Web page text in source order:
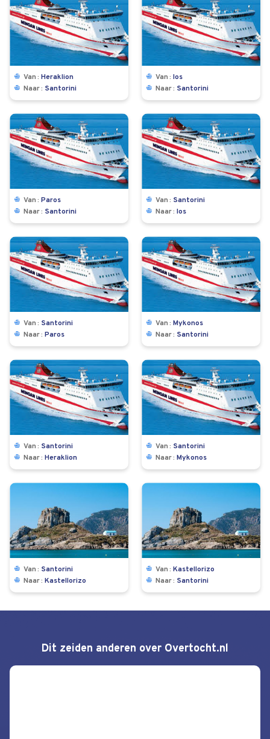
Van
Heraklion
Naar
Santorini
Van
Ios
Naar
Santorini
Van
Paros
Naar
Santorini
Van
Santorini
Naar
Ios
Van
Santorini
Naar
Paros
Van
Mykonos
Naar
Santorini
Van
Santorini
Naar
Heraklion
Van
Santorini
Naar
Mykonos
Van
Santorini
Naar
Kastellorizo
Van
Kastellorizo
Naar
Santorini
Dit zeiden anderen over Overtocht.nl